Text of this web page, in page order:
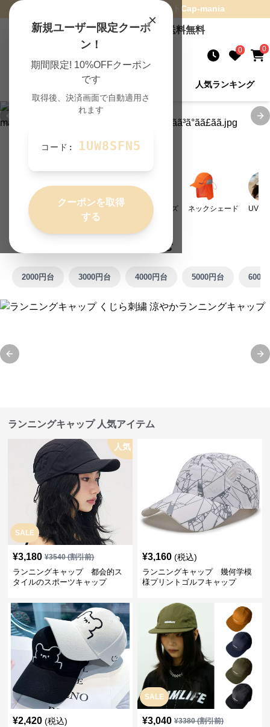
×
新規ユーザー限定クーポ
ン！
期間限定! 10%OFFクーポン
です
取得後、決済画面で自動適用さ
れます
コード: 1UW8SFN5
クーポンを取得
する
専門通販サイト Cap-mania
8,000円以上のご購入で送料無料
0 0
人気ランキング
Previous slide
人気カテゴリ
ランニング ニット 大きいサイズ ネックシェード UVカ
価格で絞り込む
2000円台 3000円台 4000円台 5000円台 6000
Previous slide
ランニングキャップ 人気アイテム
SALE
人気
¥3,180 ¥3540(割引前)
ランニングキャップ 都会的ス
タイルのスポーツキャップ
¥3,160 (税込)
ランニングキャップ 幾何学模
様プリントゴルフキャップ
¥2,420 (税込)
SALE
¥3,040 ¥3380(割引前)